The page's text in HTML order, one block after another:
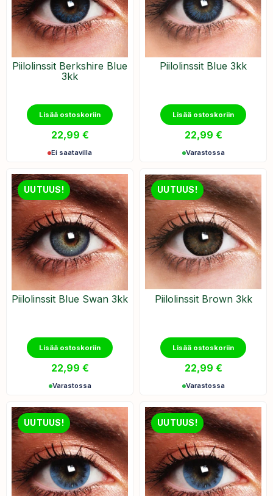
Piilolinssit Berkshire Blue
3kk
Lisää ostoskoriin
22,99 €
Ei saatavilla
Piilolinssit Blue 3kk
Lisää ostoskoriin
22,99 €
Varastossa
UUTUUS!
Piilolinssit Blue Swan 3kk
Lisää ostoskoriin
22,99 €
Varastossa
UUTUUS!
Piilolinssit Brown 3kk
Lisää ostoskoriin
22,99 €
Varastossa
UUTUUS! UUTUUS!